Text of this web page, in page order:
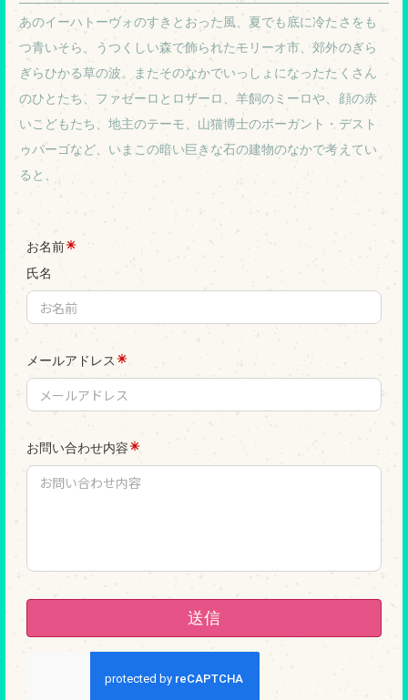
あのイーハトーヴォのすきとおった風、夏でも底に冷たさをも
つ青いそら、うつくしい森で飾られたモリーオ市、郊外のぎら
ぎらひかる草の波。またそのなかでいっしょになったたくさん
のひとたち、ファゼーロとロザーロ、羊飼のミーロや、顔の赤
いこどもたち、地主のテーモ、山猫博士のボーガント・デスト
ゥパーゴなど、いまこの暗い巨きな石の建物のなかで考えてい
ると、